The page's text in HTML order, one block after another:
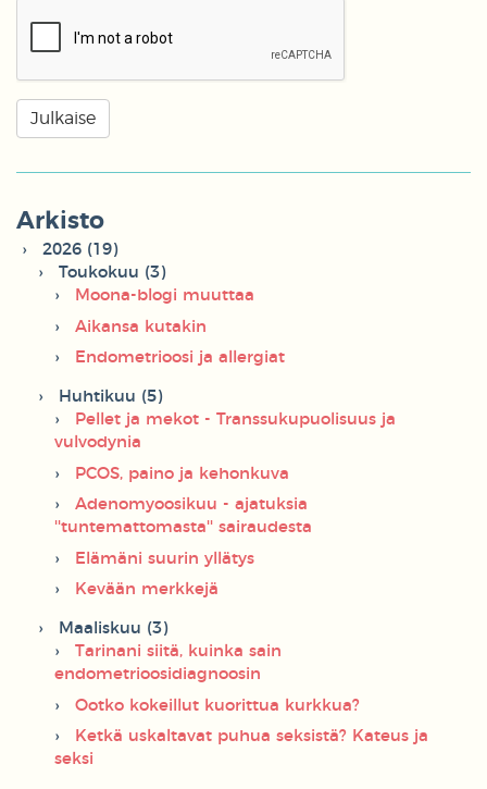
Arkisto
2026 (19)
Toukokuu (3)
Moona-blogi muuttaa
Aikansa kutakin
Endometrioosi ja allergiat
Huhtikuu (5)
Pellet ja mekot - Transsukupuolisuus ja
vulvodynia
PCOS, paino ja kehonkuva
Adenomyoosikuu - ajatuksia
''tuntemattomasta'' sairaudesta
Elämäni suurin yllätys
Kevään merkkejä
Maaliskuu (3)
Tarinani siitä, kuinka sain
endometrioosidiagnoosin
Ootko kokeillut kuorittua kurkkua?
Ketkä uskaltavat puhua seksistä? Kateus ja
seksi